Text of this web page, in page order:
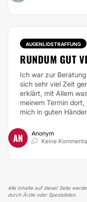
AUGENLIDSTRAFFUNG
RUNDUM GUT
Ich war zur
sich sehr viel Zeit
erklärt, mit Allem
meinem Termin
mich in guten
AN
Anonym
Keine
Alle Inhalte auf dieser Seite
durch Ärzte oder Spezialisten.